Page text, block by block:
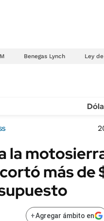
Benegas Lynch Ley
Sustentabilidad
POLÍTICA
la
más de
+Agregar ámbito en